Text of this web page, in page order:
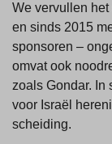
We vervullen
en sinds 2015
sponsoren –
omvat ook
zoals Gondar. In
voor Israël
scheiding.